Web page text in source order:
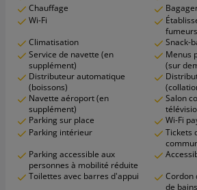
Chauffage
Wi-Fi
fumeurs
Climatisation
Snack-
Service de navette (en
supplément)
Menus
(sur
Distributeur automatique
(boissons)
Navette aéroport (en
supplément)
Salon
Parking sur place
Wi-Fi
Parking intérieur
Tickets
Parking accessible aux
personnes à mobilité réduite
Toilettes avec barres d'appui
Cordon
de bains